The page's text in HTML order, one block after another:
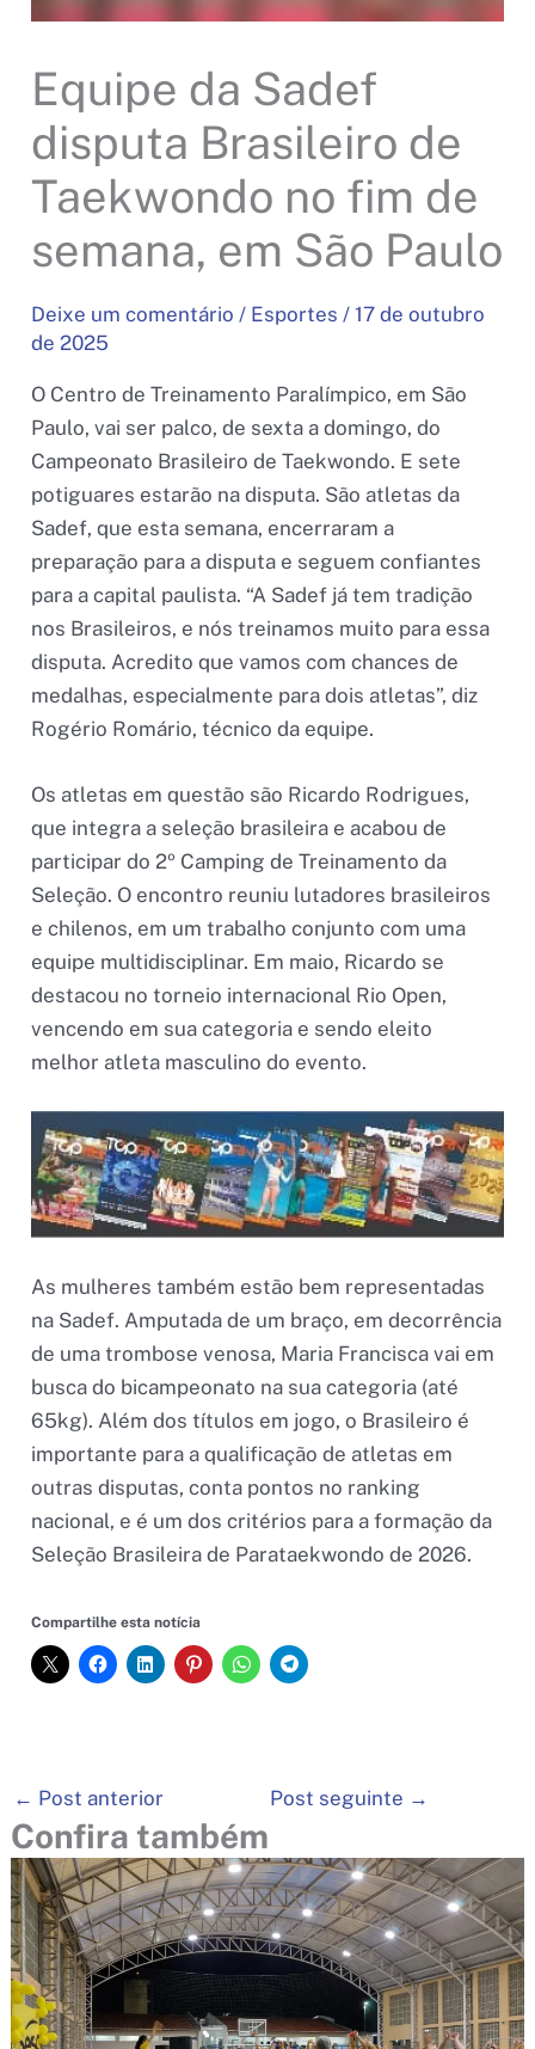
Equipe da Sadef
disputa Brasileiro de
Taekwondo no fim de
semana, em São Paulo
Deixe um comentário / Esportes /17 de outubro
de 2025
O Centro de Treinamento Paralímpico, em São
Paulo, vai ser palco, de sexta a domingo, do
Campeonato Brasileiro de Taekwondo. E sete
potiguares estarão na disputa. São atletas da
Sadef, que esta semana, encerraram a
preparação para a disputa e seguem confiantes
para a capital paulista. “A Sadef já tem tradição
nos Brasileiros, e nós treinamos muito para essa
disputa. Acredito que vamos com chances de
medalhas, especialmente para dois atletas”, diz
Rogério Romário, técnico da equipe.
Os atletas em questão são Ricardo Rodrigues,
que integra a seleção brasileira e acabou de
participar do 2º Camping de Treinamento da
Seleção. O encontro reuniu lutadores brasileiros
e chilenos, em um trabalho conjunto com uma
equipe multidisciplinar. Em maio, Ricardo se
destacou no torneio internacional Rio Open,
vencendo em sua categoria e sendo eleito
melhor atleta masculino do evento.
As mulheres também estão bem representadas
na Sadef. Amputada de um braço, em decorrência
de uma trombose venosa, Maria Francisca vai em
busca do bicampeonato na sua categoria (até
65kg). Além dos títulos em jogo, o Brasileiro é
importante para a qualificação de atletas em
outras disputas, conta pontos no ranking
nacional, e é um dos critérios para a formação da
Seleção Brasileira de Parataekwondo de 2026.
Compartilhe esta notícia
← Post anterior Post seguinte →
Confira também